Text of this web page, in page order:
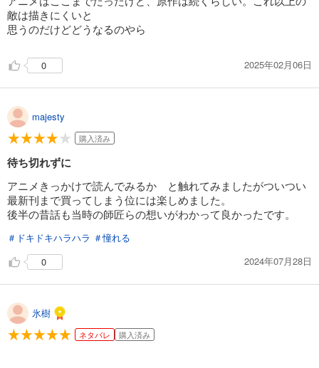
敵は描きにくいと
思うのだけどどうなるのやら
0 2025年02月06日
majesty
購入済み
待ち切れずに
アニメきっかけで読んでみるか と触れてみましたがついつい
最新刊まで買ってしまう位には楽しめました。
後半の昔話も当時の師匠らの想いがわかって良かったです。
＃ドキドキハラハラ ＃憧れる
0
2024年07月28日
氷樹
ネタバレ 購入済み